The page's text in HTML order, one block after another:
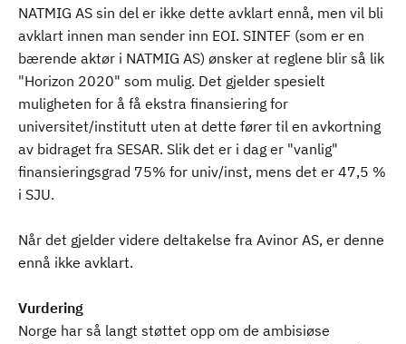
NATMIG AS sin del er ikke dette avklart ennå, men vil bli
avklart innen man sender inn EOI. SINTEF (som er en
bærende aktør i NATMIG AS) ønsker at reglene blir så lik
"Horizon 2020" som mulig. Det gjelder spesielt
muligheten for å få ekstra finansiering for
universitet/institutt uten at dette fører til en avkortning
av bidraget fra SESAR. Slik det er i dag er "vanlig"
finansieringsgrad 75% for univ/inst, mens det er 47,5 %
i SJU.
Når det gjelder videre deltakelse fra Avinor AS, er denne
ennå ikke avklart.
Vurdering
Norge har så langt støttet opp om de ambisiøse